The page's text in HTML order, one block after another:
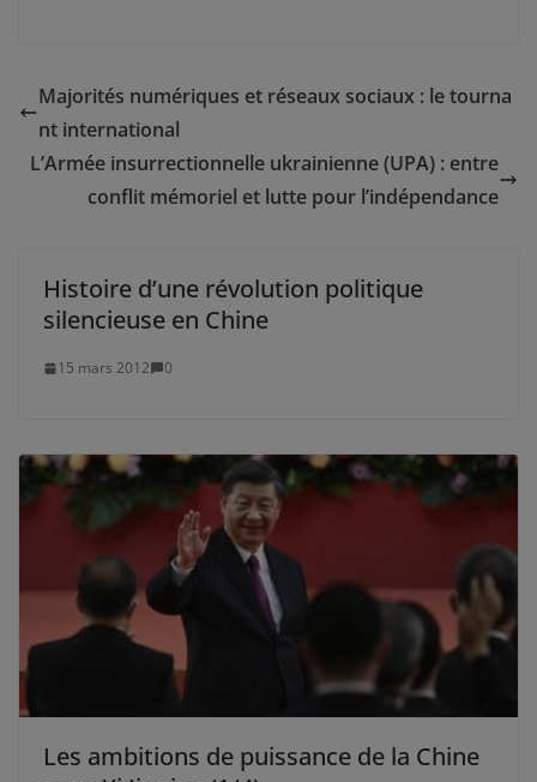
Majorités numériques et réseaux sociaux : le tourna
nt international
L’Armée insurrectionnelle ukrainienne (UPA) : entre
conflit mémoriel et lutte pour l’indépendance
Histoire d’une révolution politique
silencieuse en Chine
15 mars 2012 0
Les ambitions de puissance de la Chine